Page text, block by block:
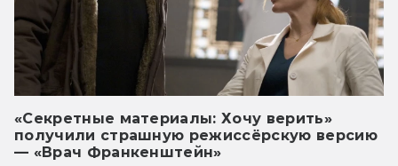
«Секретные материалы: Хочу верить»
получили страшную режиссёрскую версию
— «Врач Франкенштейн»